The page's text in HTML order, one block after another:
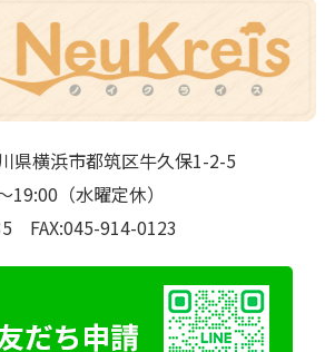
県横浜市都筑区牛久保1-2-5
（水曜定休）
FAX:045-914-0123